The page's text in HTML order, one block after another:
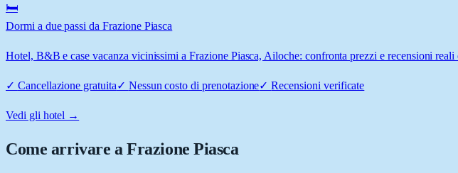
🛏️
Dormi a due passi da Frazione Piasca
Hotel, B&B e case vacanza vicinissimi a Frazione Piasca, Ailoche: confronta prezzi e recensioni
✓ Cancellazione gratuita✓ Nessun costo di prenotazione✓Recensioni verificate
Vedi gli hotel →
Come arrivare aFrazione Piasca